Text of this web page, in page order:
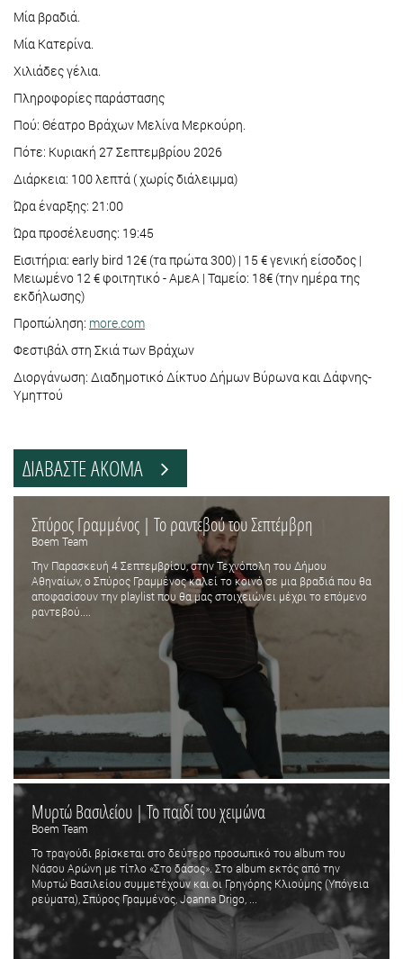
Μία βραδιά.
Μία Κατερίνα.
Χιλιάδες γέλια.
Πληροφορίες παράστασης
Πού: Θέατρο Βράχων Μελίνα Μερκούρη.
Πότε: Κυριακή 27 Σεπτεμβρίου 2026
Διάρκεια: 100 λεπτά ( χωρίς διάλειμμα)
Ώρα έναρξης: 21:00
Ώρα προσέλευσης: 19:45
Εισιτήρια: early bird 12€ (τα πρώτα 300) | 15 € γενική είσοδος |
Μειωμένο 12 € φοιτητικό - ΑμεΑ | Ταμείο: 18€ (την ημέρα της
εκδήλωσης)
Προπώληση: more.com
Φεστιβάλ στη Σκιά των Βράχων
Διοργάνωση: Διαδημοτικό Δίκτυο Δήμων Βύρωνα και Δάφνης-
Υμηττού
ΔΙΑΒΑΣΤΕ ΑΚΟΜΑ
Σπύρος Γραμμένος | Το ραντεβού του Σεπτέμβρη
Boem Team
Την Παρασκευή 4 Σεπτεμβρίου, στην Τεχνόπολη του Δήμου
Αθηναίων, ο Σπύρος Γραμμένος καλεί το κοινό σε μια βραδιά που θα
αποφασίσουν την playlist που θα μας στοιχειώνει μέχρι το επόμενο
ραντεβού....
Μυρτώ Βασιλείου | Το παιδί του χειμώνα
Boem Team
Το τραγούδι βρίσκεται στο δεύτερο προσωπικό του album του
Νάσου Αρώνη με τίτλο «Στο δάσος». Στο album εκτός από την
Μυρτώ Βασιλείου συμμετέχουν και οι Γρηγόρης Κλιούμης (Υπόγεια
ρεύματα), Σπύρος Γραμμένος, Joanna Drigo, ...